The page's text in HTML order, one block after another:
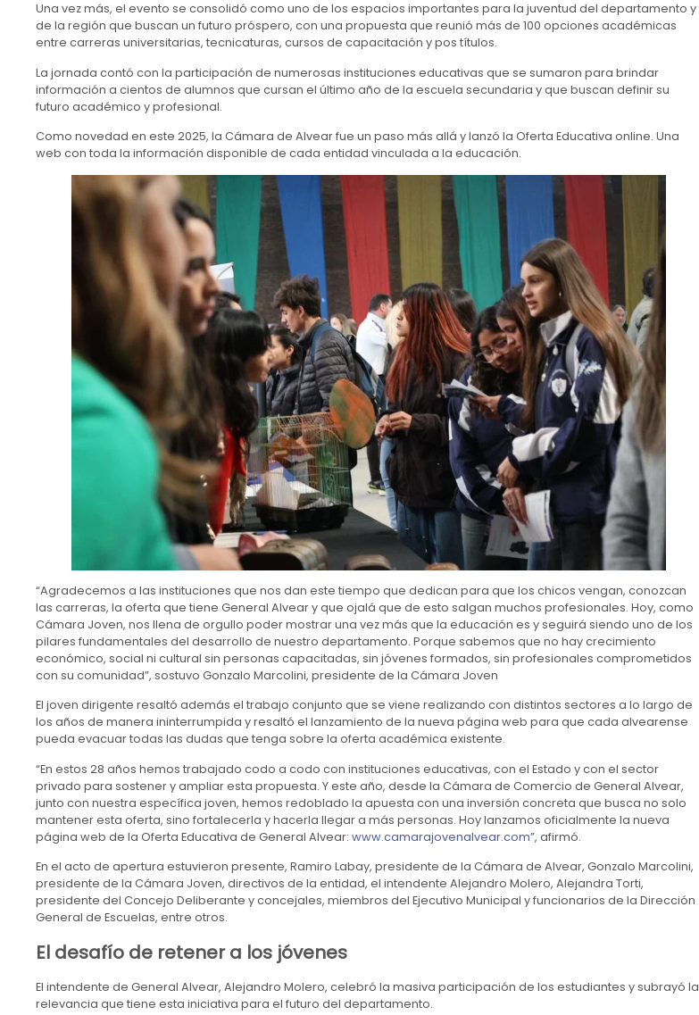
Una vez más, el evento se consolidó como uno de los espacios importantes para la juventud del departamento y
de la región que buscan un futuro próspero, con una propuesta que reunió más de 100 opciones académicas
entre carreras universitarias, tecnicaturas, cursos de capacitación y pos títulos.
La jornada contó con la participación de numerosas instituciones educativas que se sumaron para brindar
información a cientos de alumnos que cursan el último año de la escuela secundaria y que buscan definir su
futuro académico y profesional.
Como novedad en este 2025, la Cámara de Alvear fue un paso más allá y lanzó la Oferta Educativa online. Una
web con toda la información disponible de cada entidad vinculada a la educación.
“Agradecemos a las instituciones que nos dan este tiempo que dedican para que los chicos vengan, conozcan
las carreras, la oferta que tiene General Alvear y que ojalá que de esto salgan muchos profesionales. Hoy, como
Cámara Joven, nos llena de orgullo poder mostrar una vez más que la educación es y seguirá siendo uno de los
pilares fundamentales del desarrollo de nuestro departamento. Porque sabemos que no hay crecimiento
económico, social ni cultural sin personas capacitadas, sin jóvenes formados, sin profesionales comprometidos
con su comunidad”, sostuvo Gonzalo Marcolini, presidente de la Cámara Joven
El joven dirigente resaltó además el trabajo conjunto que se viene realizando con distintos sectores a lo largo de
los años de manera ininterrumpida y resaltó el lanzamiento de la nueva página web para que cada alvearense
pueda evacuar todas las dudas que tenga sobre la oferta académica existente.
“En estos 28 años hemos trabajado codo a codo con instituciones educativas, con el Estado y con el sector
privado para sostener y ampliar esta propuesta. Y este año, desde la Cámara de Comercio de General Alvear,
junto con nuestra específica joven, hemos redoblado la apuesta con una inversión concreta que busca no solo
mantener esta oferta, sino fortalecerla y hacerla llegar a más personas. Hoy lanzamos oficialmente la nueva
página web de la Oferta Educativa de General Alvear: www.camarajovenalvear.com”, afirmó.
En el acto de apertura estuvieron presente, Ramiro Labay, presidente de la Cámara de Alvear, Gonzalo Marcolini,
presidente de la Cámara Joven, directivos de la entidad, el intendente Alejandro Molero, Alejandra Torti,
presidente del Concejo Deliberante y concejales, miembros del Ejecutivo Municipal y funcionarios de la Dirección
General de Escuelas, entre otros.
El desafío de retener a los jóvenes
El intendente de General Alvear, Alejandro Molero, celebró la masiva participación de los estudiantes y subrayó la
relevancia que tiene esta iniciativa para el futuro del departamento.